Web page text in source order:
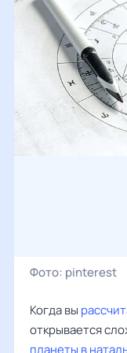
Фото: pinterest
Когда вы
открывается
планеты в